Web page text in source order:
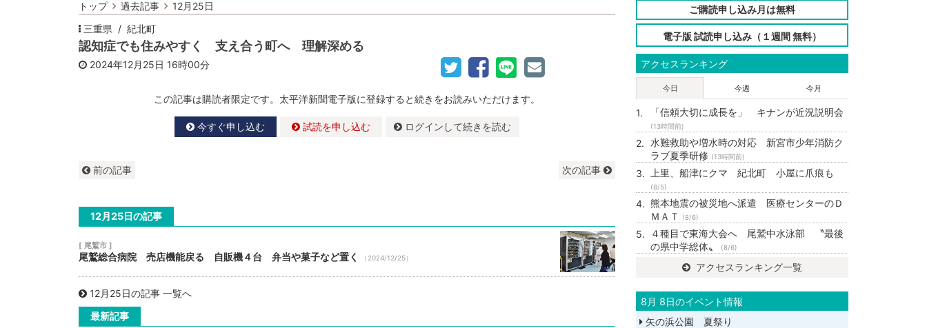
トップ 過去記事
12月25日
三重県
紀北町
認知症でも住みやすく 支え合う町へ 理解深める
2024年12月25日 16時00分
この記事は購読者限定です。太平洋新聞電子版に登録すると続きをお読みいただけます。
今すぐ申し込む 試読を申し込む ログインして続きを読む
前の記事 次の記事
12月25日の記事
[ 尾鷲市 ]
尾鷲総合病院 売店機能戻る 自販機４台 弁当や菓子など置く （2024/12/25）
12月25日の記事 一覧へ
最新記事
ご購読申し込み月は無料
電子版 試読申し込み（１週間 無料）
アクセスランキング
今日 今週 今月
「信頼大切に成長を」 キナンが近況説明会
(13時間前)
水難救助や増水時の対応 新宮市少年消防ク
ラブ夏季研修 (13時間前)
上里、船津にクマ 紀北町 小屋に爪痕も
(8/5)
熊本地震の被災地へ派遣 医療センターのＤ
ＭＡＴ
(8/6)
４種目で東海大会へ 尾鷲中水泳部 〝最後
の県中学総体〟
(8/6)
アクセスランキング一覧
8月 8日のイベント情報
矢の浜公園 夏祭り